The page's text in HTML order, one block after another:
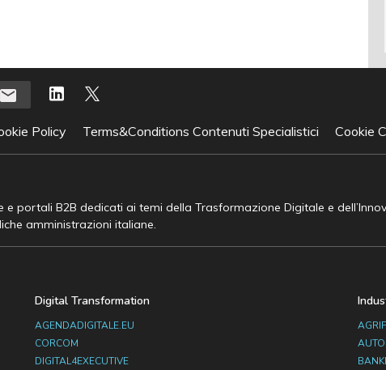
Policy Terms&Conditions Contenuti Specialistici Cookie
portali B2B dedicati ai temi della Trasformazione Digitale e
amministrazioni italiane.
Digital Transformation
AGENDADIGITALE.EU
CORCOM
DIGITAL4EXECUTIVE